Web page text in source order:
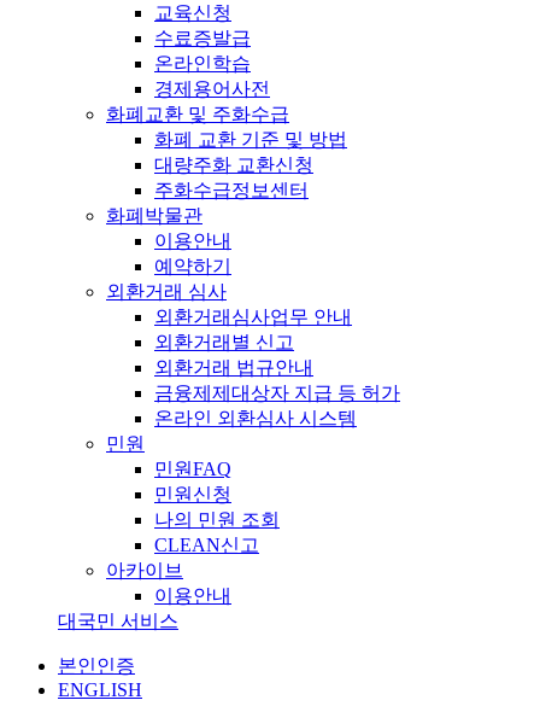
교육신청
수료증발급
온라인학습
경제용어사전
화폐교환 및 주화수급
화폐 교환 기준 및 방법
대량주화 교환신청
주화수급정보센터
화폐박물관
이용안내
예약하기
외환거래 심사
외환거래심사업무 안내
외환거래별 신고
외환거래 법규안내
금융제제대상자 지급 등 허가
온라인 외환심사 시스템
민원
민원FAQ
민원신청
나의 민원 조회
CLEAN신고
아카이브
이용안내
대국민 서비스
본인인증
ENGLISH